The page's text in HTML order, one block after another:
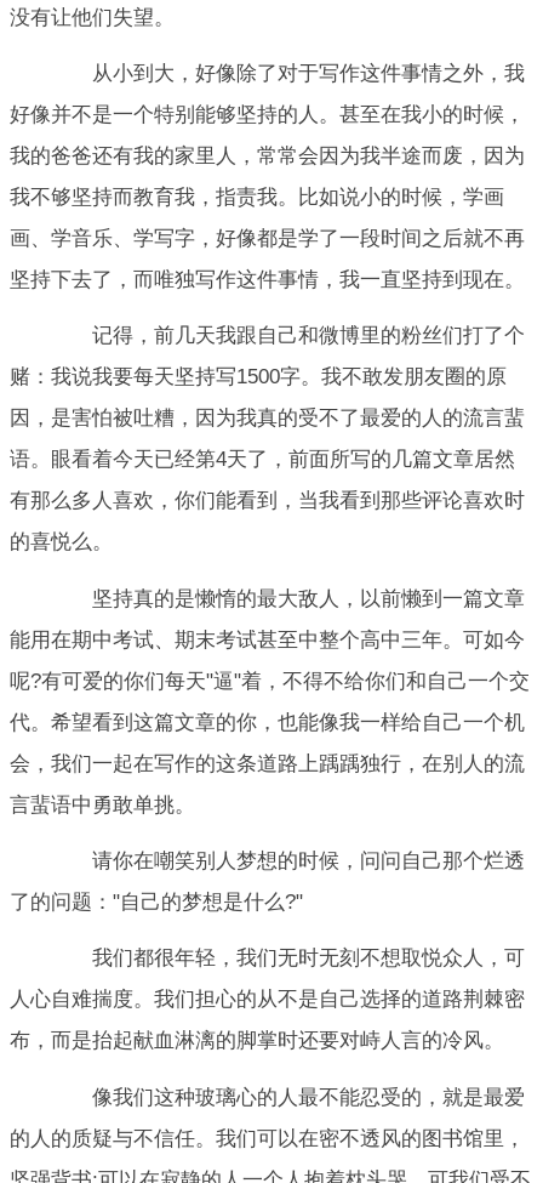
没有让他们失望。
从小到大，好像除了对于写作这件事情之外，我
好像并不是一个特别能够坚持的人。甚至在我小的时候，
我的爸爸还有我的家里人，常常会因为我半途而废，因为
我不够坚持而教育我，指责我。比如说小的时候，学画
画、学音乐、学写字，好像都是学了一段时间之后就不再
坚持下去了，而唯独写作这件事情，我一直坚持到现在。
记得，前几天我跟自己和微博里的粉丝们打了个
赌：我说我要每天坚持写1500字。我不敢发朋友圈的原
因，是害怕被吐糟，因为我真的受不了最爱的人的流言蜚
语。眼看着今天已经第4天了，前面所写的几篇文章居然
有那么多人喜欢，你们能看到，当我看到那些评论喜欢时
的喜悦么。
坚持真的是懒惰的最大敌人，以前懒到一篇文章
能用在期中考试、期末考试甚至中整个高中三年。可如今
呢?有可爱的你们每天"逼"着，不得不给你们和自己一个交
代。希望看到这篇文章的你，也能像我一样给自己一个机
会，我们一起在写作的这条道路上踽踽独行，在别人的流
言蜚语中勇敢单挑。
请你在嘲笑别人梦想的时候，问问自己那个烂透
了的问题："自己的梦想是什么?"
我们都很年轻，我们无时无刻不想取悦众人，可
人心自难揣度。我们担心的从不是自己选择的道路荆棘密
布，而是抬起献血淋漓的脚掌时还要对峙人言的冷风。
像我们这种玻璃心的人最不能忍受的，就是最爱
的人的质疑与不信任。我们可以在密不透风的图书馆里，